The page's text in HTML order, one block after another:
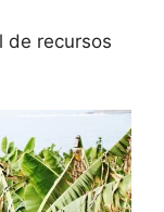
de recursos